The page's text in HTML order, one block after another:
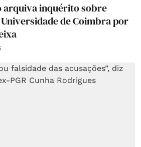
inquérito sobre
Universidade de Coimbra por